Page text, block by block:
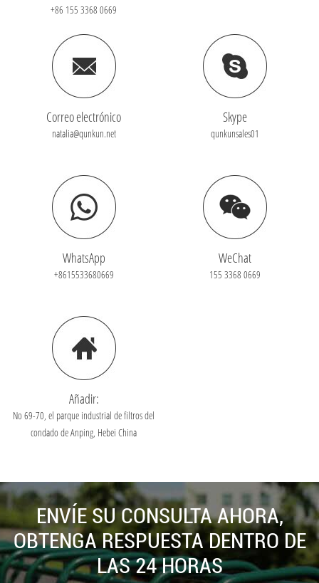
+86 155 3368 0669
Correo electrónico
natalia@qunkun.net
Skype
qunkunsales01
WhatsApp
+8615533680669
WeChat
155 3368 0669
Añadir:
No 69-70, el parque industrial de filtros del
condado de Anping, Hebei China
ENVÍE SU CONSULTA AHORA,
OBTENGA RESPUESTA DENTRO DE
LAS 24 HORAS